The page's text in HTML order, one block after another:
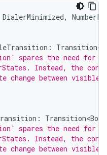
DialerMinimized,
:
spares the need for
Instead, the
change between
:
spares the need for
Instead, the
change between